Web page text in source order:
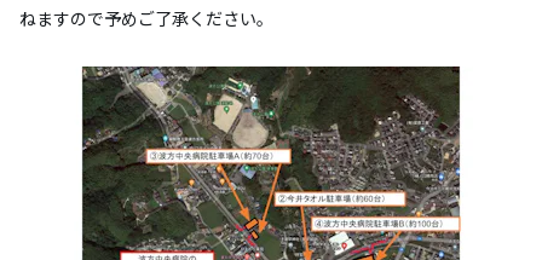
ねますので予めご了承ください。